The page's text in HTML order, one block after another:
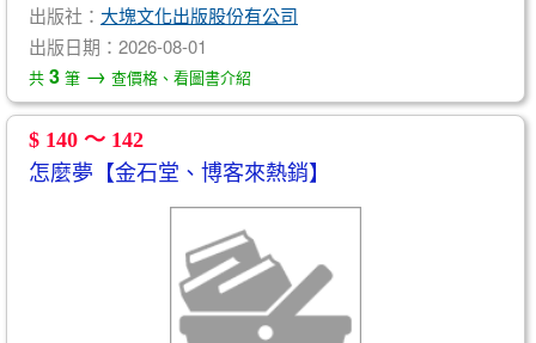
出版社： 大塊文化出版股份有公司
出版日期：2026-08-01
共 3 筆 → 查價格、看圖書介紹
$ 140 ～ 142
怎麼夢【金石堂、博客來熱銷】